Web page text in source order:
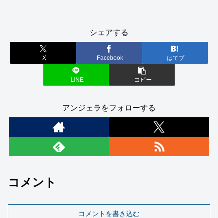
シェアする
X Facebook はてブ
LINE コピー
アンジェラをフォローする
コメント
コメントを書き込む